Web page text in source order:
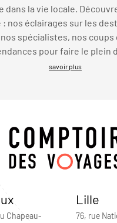
dans la vie locale.
: nos éclairages sur les
spécialistes, nos
pour faire le plein
savoir plus
Chapeau-
Lille
76, rue